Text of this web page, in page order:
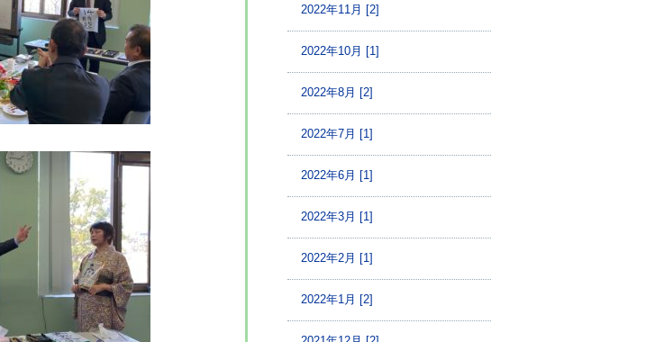
2022年11月 [2]
2022年10月 [1]
2022年8月 [2]
2022年7月 [1]
2022年6月 [1]
2022年3月 [1]
2022年2月 [1]
2022年1月 [2]